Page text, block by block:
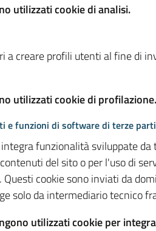
utilizzati cookie di analisi.
a creare profili utenti al fine di
utilizzati cookie di
e funzioni di software di terze parti
funzionalità sviluppate
del sito o per l'uso di
cookie sono inviati da
solo da intermediario tecnico
utilizzati cookie per